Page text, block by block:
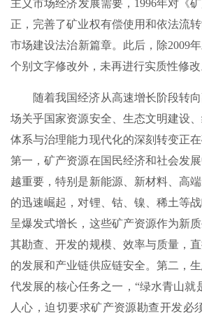
主义市场经济发展需要，1996年对《
正，完善了矿业权有偿使用和依法流
市场建设法治新篇章。此后，除2009
个别文字修改外，未再进行实质性修改
随着我国经济从高速增长阶段转
场关乎国家资源安全、生态文明建设
体系与治理能力现代化的深刻转变正在
第一，矿产资源在国民经济和社会发
越重要，特别是新能源、新材料、高
的迅速崛起，对锂、钴、镍、稀土等
呈爆发式增长，这些矿产资源作为新
其勘查、开发的规模、效率与质量，
的发展和产业链供应链安全。第二，
代发展的核心任务之一，“绿水青山就
人心，迫切要求矿产资源勘查开发必